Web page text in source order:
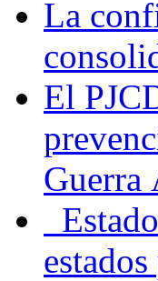
La
El
Guerra